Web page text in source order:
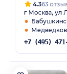
4.363
г Москва, ул